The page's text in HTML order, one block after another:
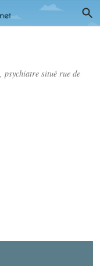
psychiatre situé rue de